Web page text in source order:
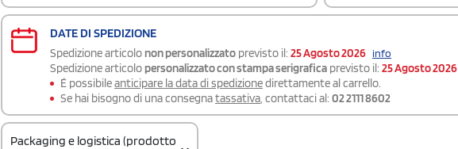
DATE DI SPEDIZIONE
Spedizione articolo non personalizzato previsto il: 25 Agosto 2026 info
Spedizione articolo personalizzato con stampa serigrafica previsto il: 25 Agosto 2026
É possibileanticipare la data di spedizionedirettamente al carrello.
Se hai bisogno di una consegnatassativa , contattaci al: 02 2111 8602
Packaging e logistica (prodotto